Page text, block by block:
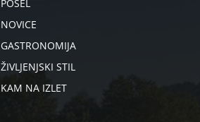
POSEL
NOVICE
GASTRONOMIJA
ŽIVLJENJSKI STIL
KAM NA IZLET